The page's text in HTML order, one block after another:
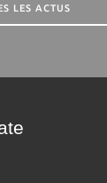
LES ACTUS